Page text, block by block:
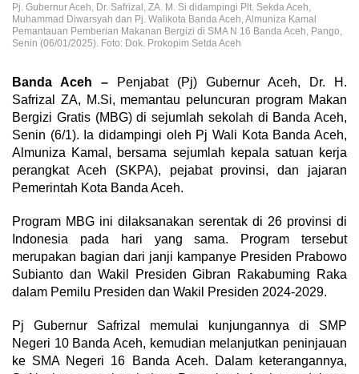
Pj. Gubernur Aceh, Dr. Safrizal, ZA. M. Si didampingi Plt. Sekda Aceh,
Muhammad Diwarsyah dan Pj. Walikota Banda Aceh, Almuniza Kamal
Pemantauan Pemberian Makanan Bergizi di SMA N 16 Banda Aceh, Pango,
Senin (06/01/2025). Foto: Dok. Prokopim Setda Aceh
Banda Aceh – Penjabat (Pj) Gubernur Aceh, Dr. H.
Safrizal ZA, M.Si, memantau peluncuran program Makan
Bergizi Gratis (MBG) di sejumlah sekolah di Banda Aceh,
Senin (6/1). Ia didampingi oleh Pj Wali Kota Banda Aceh,
Almuniza Kamal, bersama sejumlah kepala satuan kerja
perangkat Aceh (SKPA), pejabat provinsi, dan jajaran
Pemerintah Kota Banda Aceh.
Program MBG ini dilaksanakan serentak di 26 provinsi di
Indonesia pada hari yang sama. Program tersebut
merupakan bagian dari janji kampanye Presiden Prabowo
Subianto dan Wakil Presiden Gibran Rakabuming Raka
dalam Pemilu Presiden dan Wakil Presiden 2024-2029.
Pj Gubernur Safrizal memulai kunjungannya di SMP
Negeri 10 Banda Aceh, kemudian melanjutkan peninjauan
ke SMA Negeri 16 Banda Aceh. Dalam keterangannya,